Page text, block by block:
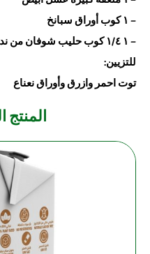
– ١ كوب أوراق سبانخ
– ١ ١/٤ كوب حليب شوفان من ندى
للتزيين:
توت احمر وازرق وأوراق نعناع